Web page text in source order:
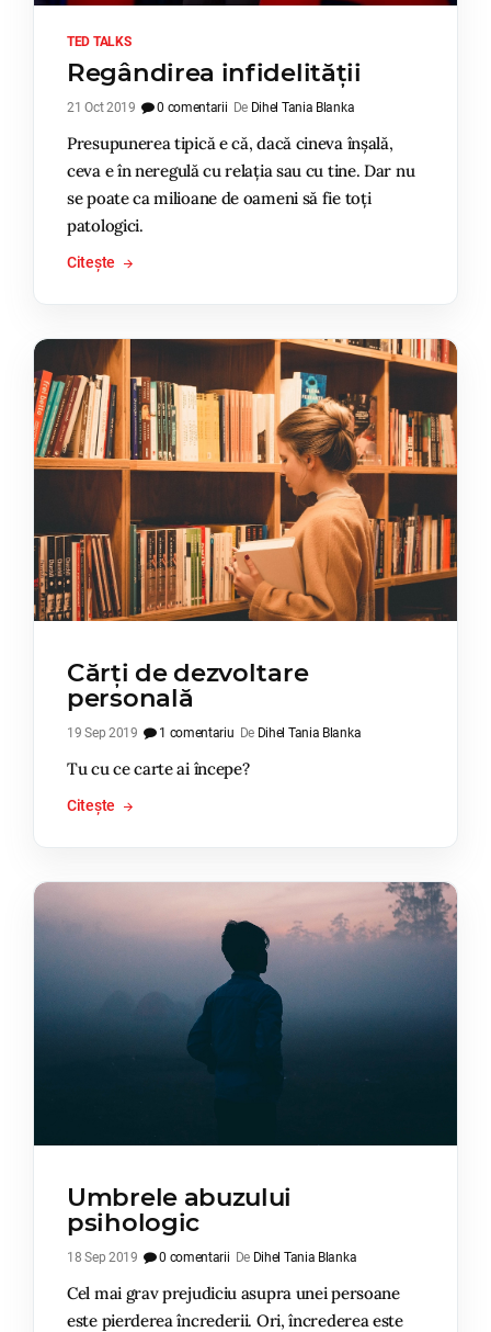
TED TALKS
Regândirea infidelității
21 Oct 2019 0 comentarii De Dihel Tania Blanka
Presupunerea tipică e că, dacă cineva înșală,
ceva e în neregulă cu relația sau cu tine. Dar nu
se poate ca milioane de oameni să fie toți
patologici.
Citește
Cărți de dezvoltare
personală
19 Sep 2019 1 comentariu De Dihel Tania Blanka
Tu cu ce carte ai începe?
Citește
Umbrele abuzului
psihologic
18 Sep 2019 0 comentarii De Dihel Tania Blanka
Cel mai grav prejudiciu asupra unei persoane
este pierderea încrederii. Ori, încrederea este